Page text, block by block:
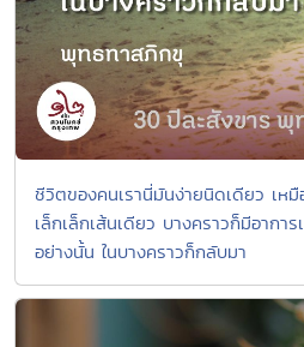
ชีวิตของคนเรานี่มันง่ายนิดเดียว เห
เล็กเล็กเส้นเดียว บางคราวก็มีอากา
อย่างนั้น ในบางคราวก็กลับมา